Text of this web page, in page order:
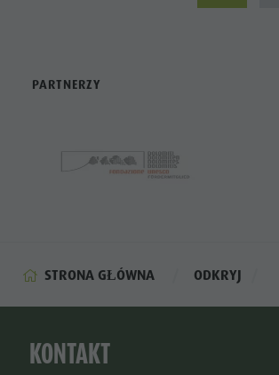
PARTNERZY
STRONA GŁÓWNA ODKRYJ
KONTAKT